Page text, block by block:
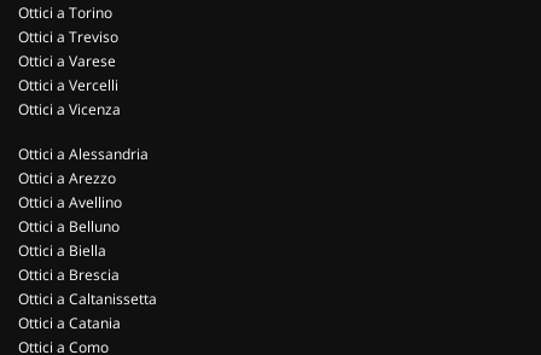
Ottici a Torino
Ottici a Treviso
Ottici a Varese
Ottici a Vercelli
Ottici a Vicenza
Ottici a Alessandria
Ottici a Arezzo
Ottici a Avellino
Ottici a Belluno
Ottici a Biella
Ottici a Brescia
Ottici a Caltanissetta
Ottici a Catania
Ottici a Como